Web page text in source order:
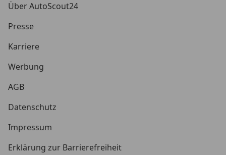
Über AutoScout24
Presse
Karriere
Werbung
AGB
Datenschutz
Impressum
Erklärung zur Barrierefreiheit